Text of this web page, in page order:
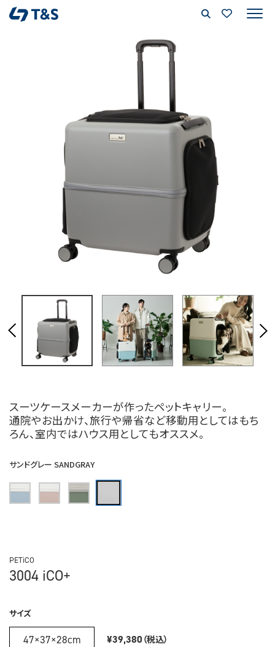
スーツケースメーカーが作ったペットキャリー。
通院やお出かけ、旅行や帰省など移動用としてはもち
ろん、室内ではハウス用としてもオススメ。
PETiCO
3004 iCO+
サイズ
47×37×28cm ¥39,380 （税込）
サンドグレー SANDGRAY